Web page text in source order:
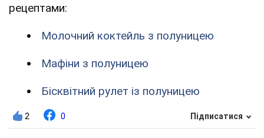
рецептами:
Молочний коктейль з полуницею
Мафіни з полуницею
Бісквітний рулет із полуницею
2 0 Підписатися